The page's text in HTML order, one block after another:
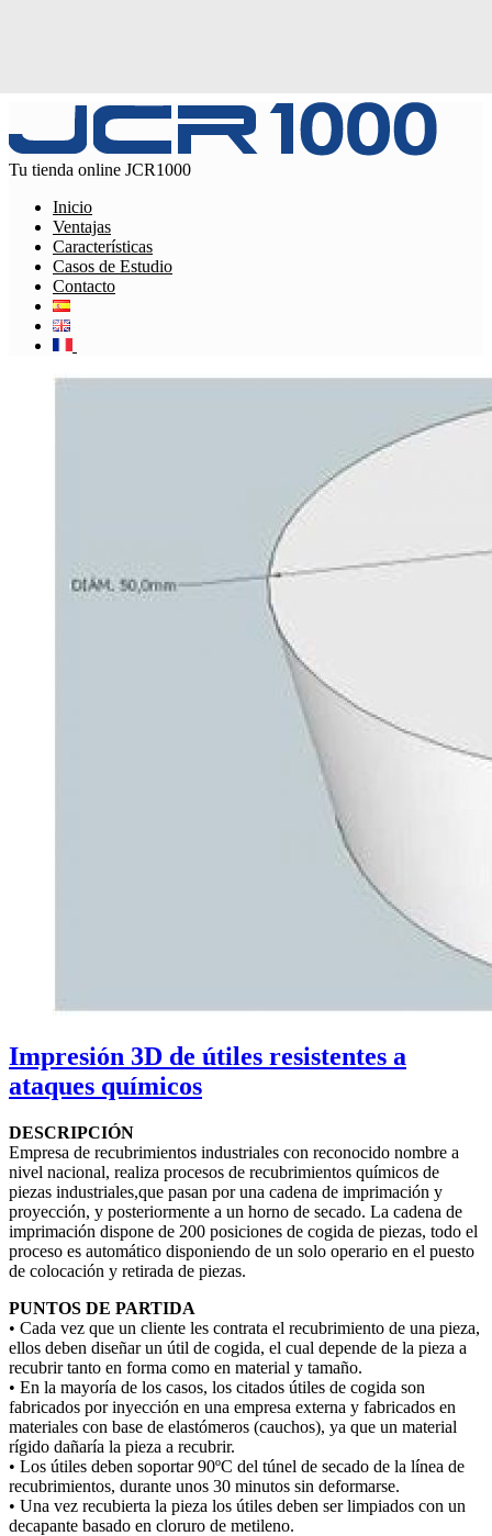
Tu tienda online JCR1000
Inicio
Ventajas
Características
Casos de Estudio
Contacto
Impresión 3D de útiles resistentes a
ataques químicos
DESCRIPCIÓN
Empresa de recubrimientos industriales con reconocido nombre a
nivel nacional, realiza procesos de recubrimientos químicos de
piezas industriales,que pasan por una cadena de imprimación y
proyección, y posteriormente a un horno de secado. La cadena de
imprimación dispone de 200 posiciones de cogida de piezas, todo el
proceso es automático disponiendo de un solo operario en el puesto
de colocación y retirada de piezas.
PUNTOS DE PARTIDA
• Cada vez que un cliente les contrata el recubrimiento de una pieza,
ellos deben diseñar un útil de cogida, el cual depende de la pieza a
recubrir tanto en forma como en material y tamaño.
• En la mayoría de los casos, los citados útiles de cogida son
fabricados por inyección en una empresa externa y fabricados en
materiales con base de elastómeros (cauchos), ya que un material
rígido dañaría la pieza a recubrir.
• Los útiles deben soportar 90ºC del túnel de secado de la línea de
recubrimientos, durante unos 30 minutos sin deformarse.
• Una vez recubierta la pieza los útiles deben ser limpiados con un
decapante basado en cloruro de metileno.